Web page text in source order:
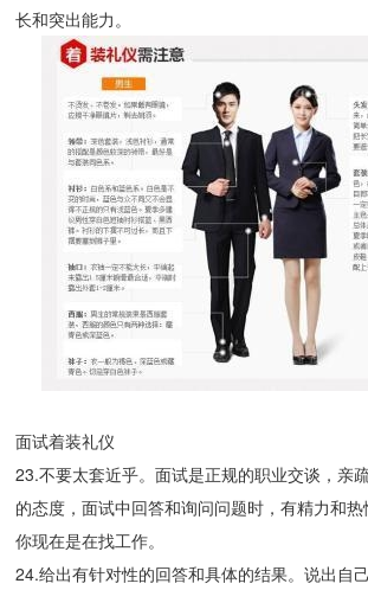
长和突出能力。
面试着装礼仪
23.不要太套近乎。面试是正规的职业交谈，亲
的态度，面试中回答和询问问题时，有精力和热
你现在是在找工作。
24.给出有针对性的回答和具体的结果。说出自